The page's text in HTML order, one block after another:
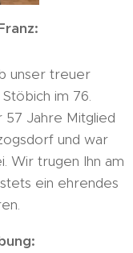
unser treuer
im 76.
57 Jahre Mitglied
und war
Wir trugen Ihn am
ein ehrendes